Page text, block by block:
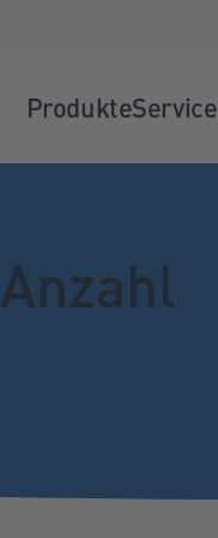
ProdukteService